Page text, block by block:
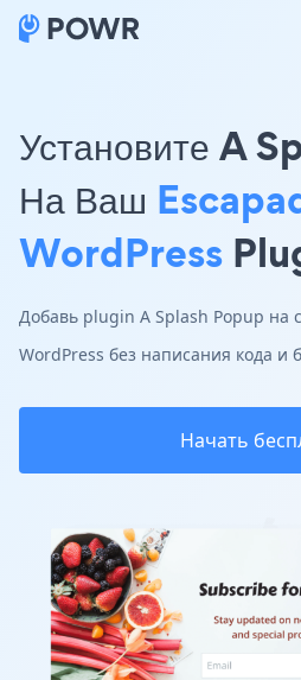
Установите A
На Ваш
WordPress
Добавь plugin A Splash Popup на
WordPress без написания кода и
Начать